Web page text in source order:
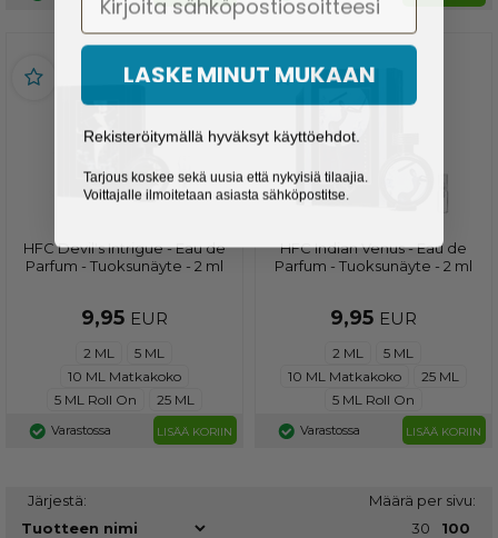
HFC Devil's Intrigue - Eau de
Parfum - Tuoksunäyte - 2 ml
9,95 EUR
2 ML
5 ML
10 ML Matkakoko
5 ML Roll On
25 ML
Varastossa LISÄÄ KORIIN
HFC Indian Venus - Eau de
Parfum - Tuoksunäyte - 2 ml
9,95 EUR
2 ML
5 ML
10 ML Matkakoko
25 ML
5 ML Roll On
Varastossa LISÄÄ KORIIN
Järjestä:
Määrä per sivu:
30
100
LASKE MINUT MUKAAN
Rekisteröitymällä hyväksyt käyttöehdot.
Tarjous koskee sekä uusia että nykyisiä tilaajia.
Voittajalle ilmoitetaan asiasta sähköpostitse.